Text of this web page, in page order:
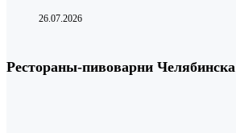
26.07.2026
Рестораны-пивоварни Челябинска